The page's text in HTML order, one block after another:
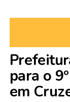
para o
em